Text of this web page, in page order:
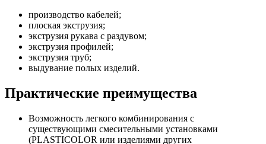
производство кабелей;
плоская экструзия;
экструзия рукава с раздувом;
экструзия профилей;
экструзия труб;
выдувание полых изделий.
Практические преимущества
Возможность легкого комбинирования с
существующими смесительными установками
(PLASTICOLOR или изделиями других